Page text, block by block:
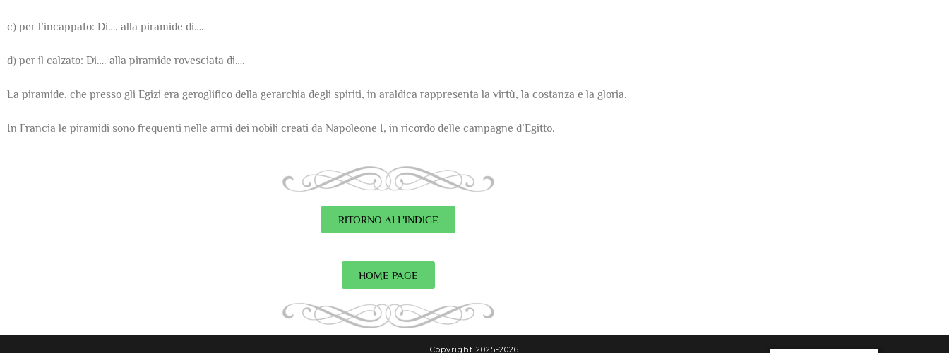
c) per l’incappato: Di…. alla piramide di….
d) per il calzato: Di…. alla piramide rovesciata di….
La piramide, che presso gli Egizi era geroglifico della gerarchia degli spiriti, in araldica rappresenta la virtù, la costanza e la gloria.
In Francia le piramidi sono frequenti nelle armi dei nobili creati da Napoleone I, in ricordo delle campagne d’Egitto.
RITORNO ALL'INDICE
HOME PAGE
Copyright 2025-2026